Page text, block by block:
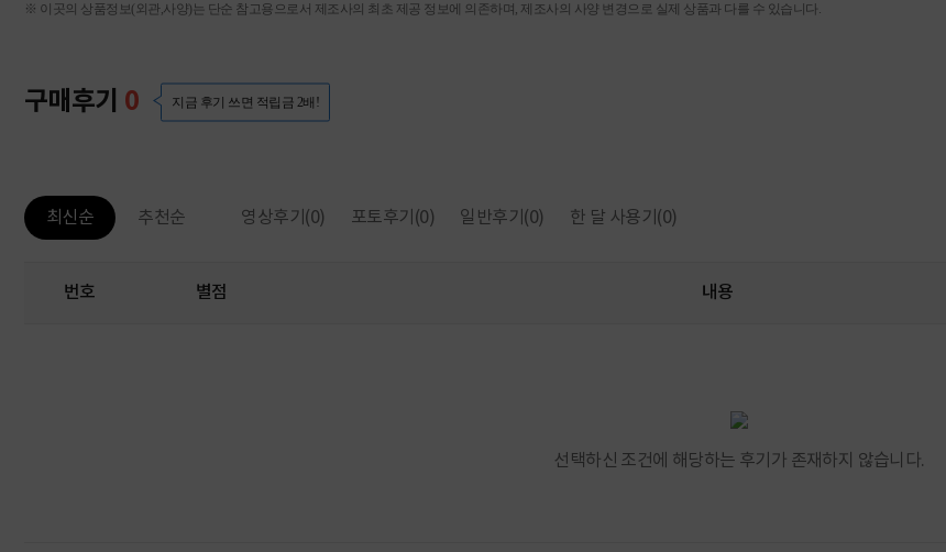
※ 이곳의 상품정보(외관,사양)는 단순 참고용으로서 제조사의 최초 제공 정보에 의존하며, 제조사의 사양 변경으로 실제 상품과 다를 수 있습니다.
구매후기 0 지금 후기 쓰면 적립금 2배!
최신순 추천순 영상후기 (0) 포토후기 (0) 일반후기 (0) 한 달 사용기 (0)
번호 별점 내용
선택하신 조건에 해당하는 후기가 존재하지 않습니다.